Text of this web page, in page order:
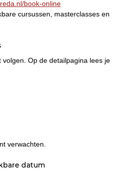
book-online
cursussen, masterclasses en
volgen. Op de detailpagina lees je
verwachten.
datum